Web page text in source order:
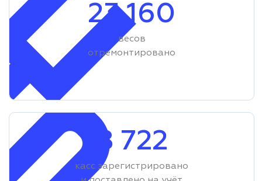
23 160
весов
отремонтировано
8 722
касс зарегистрировано